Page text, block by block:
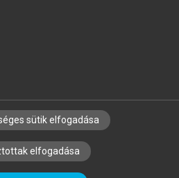
KÖNYVTÁROSOKNAK
LEKTORÁLÁSI ALAPELVEK
sütik elfogadása
elfogadása